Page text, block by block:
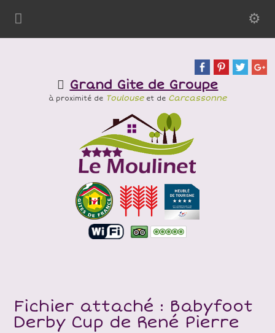
Grand Gite de Groupe
à proximité de Toulouseet de Carcassonne
Fichier attaché : Babyfoot
Derby Cup de René Pierre